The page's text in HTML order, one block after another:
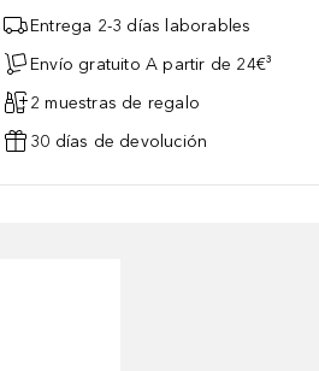
Entrega 2-3 días laborables
Envío gratuito A partir de 24€³
2 muestras de regalo
30 días de devolución